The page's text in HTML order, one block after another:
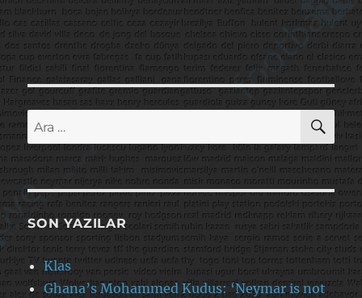
Ara:
SON YAZILAR
Klas
Ghana’s Mohammed Kudus: ‘Neymar is not